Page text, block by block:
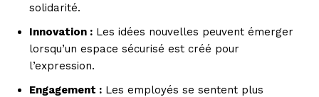
solidarité.
Innovation : Les idées nouvelles peuvent émerger
lorsqu’un espace sécurisé est créé pour
l’expression.
Engagement : Les employés se sentent plus